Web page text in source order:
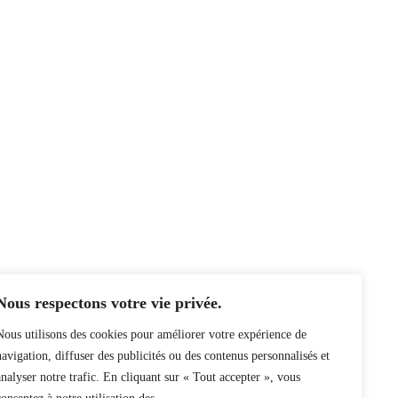
respectons votre vie privée.
utilisons des cookies pour améliorer votre expérience de
diffuser des publicités ou des contenus personnalisés et
notre trafic. En cliquant sur « Tout accepter », vous